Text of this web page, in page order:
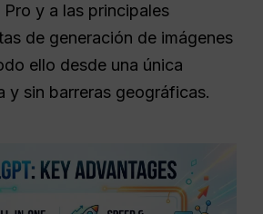
Pro y a las principales
de generación de imágenes
ello desde una única
y sin barreras geográficas.